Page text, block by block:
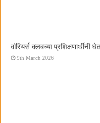
वॉरियर्स क्लबच्या
9th March 2026